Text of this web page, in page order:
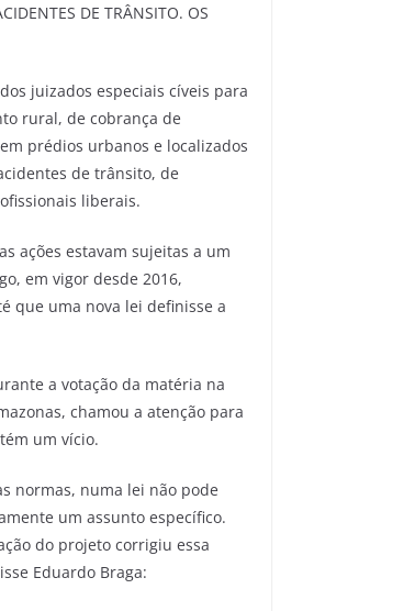
DE TRÂNSITO. OS
juizados especiais cíveis para
rural, de cobrança de
prédios urbanos e localizados
de trânsito, de
liberais.
ações estavam sujeitas a um
em vigor desde 2016,
que uma nova lei definisse a
a votação da matéria na
chamou a atenção para
um vício.
normas, numa lei não pode
um assunto específico.
do projeto corrigiu essa
Eduardo Braga: